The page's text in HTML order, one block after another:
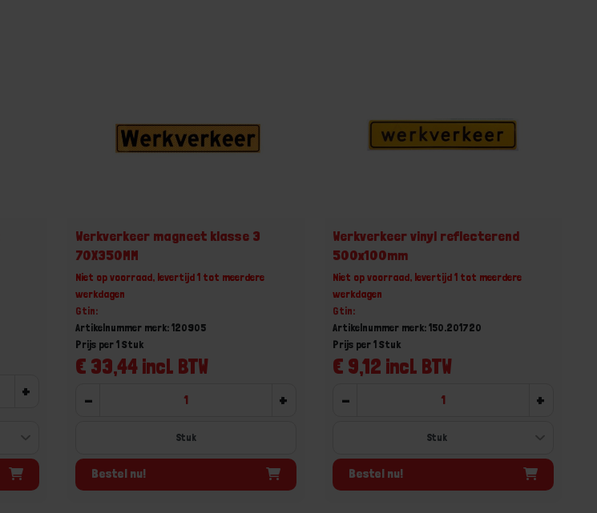
+
Werkverkeer magneet klasse 3
70X350MM
Niet op voorraad, levertijd 1 tot meerdere
werkdagen
Gtin:
Artikelnummer merk: 120905
€ 33,44 incl. BTW
Prijs per 1 Stuk
- +
Stuk
Bestel nu!
Werkverkeer vinyl reflecterend
500x100mm
Niet op voorraad, levertijd 1 tot meerdere
werkdagen
Gtin:
Artikelnummer merk: 150.201720
€ 9,12 incl. BTW
Prijs per 1 Stuk
- +
Bestel nu!